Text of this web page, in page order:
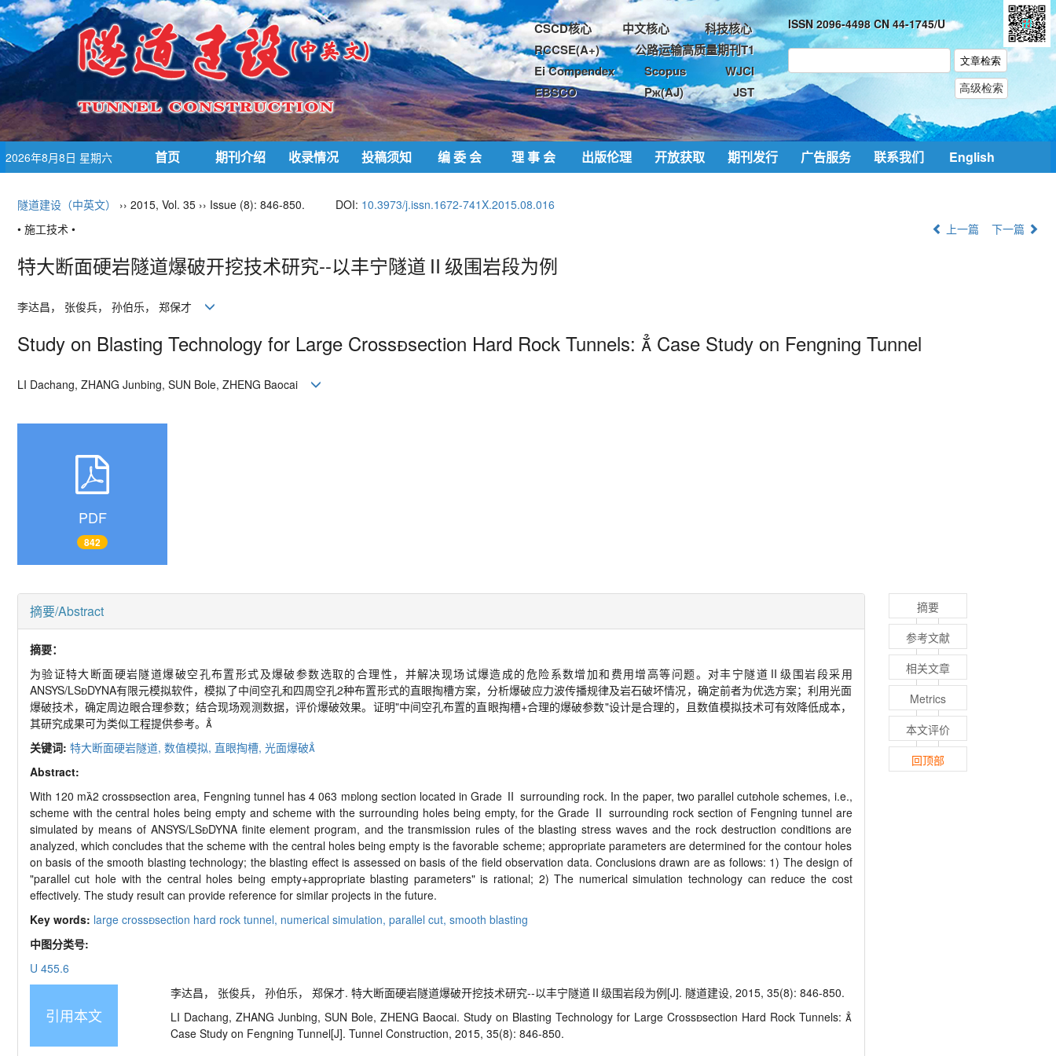
CSCD核心 中文核心
科技核心
RCCSE(A+)
公路运输高质量期刊T1
Ei Compendex
Scopus
WJCI
EBSCO
Pж(AJ) JST
ISSN 2096-4498 CN 44-1745/U
2026年8月8日 星期六 首页 期刊介绍 收录情况 投稿须知 编 委 会 理 事 会 出版伦理 开放获取 期刊发行 广告服务 联系我们 English
隧道建设（中英文） ›› 2015, Vol. 35 ›› Issue (8): 846-850. DOI: 10.3973/j.issn.1672-741X.2015.08.016
• 施工技术 •
上一篇 下一篇
特大断面硬岩隧道爆破开挖技术研究--以丰宁隧道Ⅱ级围岩段为例
李达昌， 张俊兵， 孙伯乐， 郑保才
Study on Blasting Technology for Large Crosssection Hard Rock Tunnels:  Case Study on Fengning Tunnel
LI Dachang, ZHANG Junbing, SUN Bole, ZHENG Baocai
PDF
842
摘要/Abstract
摘要：
为验证特大断面硬岩隧道爆破空孔布置形式及爆破参数选取的合理性，并解决现场试爆造成的危险系数增加和费用增高等问题。对丰宁隧道Ⅱ级围岩段采用
ANSYS/LSDYNA有限元模拟软件，模拟了中间空孔和四周空孔2种布置形式的直眼掏槽方案，分析爆破应力波传播规律及岩石破坏情况，确定前者为优选方案；利用光面
爆破技术，确定周边眼合理参数；结合现场观测数据，评价爆破效果。证明"中间空孔布置的直眼掏槽+合理的爆破参数"设计是合理的，且数值模拟技术可有效降低成本，
其研究成果可为类似工程提供参考。
关键词: 特大断面硬岩隧道, 数值模拟, 直眼掏槽, 光面爆破
Abstract:
With 120 m2 crosssection area, Fengning tunnel has 4 063 mlong section located in Grade Ⅱ surrounding rock. In the paper, two parallel cuthole schemes, i.e.,
scheme with the central holes being empty and scheme with the surrounding holes being empty, for the Grade Ⅱ surrounding rock section of Fengning tunnel are
simulated by means of ANSYS/LSDYNA finite element program, and the transmission rules of the blasting stress waves and the rock destruction conditions are
analyzed, which concludes that the scheme with the central holes being empty is the favorable scheme; appropriate parameters are determined for the contour holes
on basis of the smooth blasting technology; the blasting effect is assessed on basis of the field observation data. Conclusions drawn are as follows: 1) The design of
"parallel cut hole with the central holes being empty+appropriate blasting parameters" is rational; 2) The numerical simulation technology can reduce the cost
effectively. The study result can provide reference for similar projects in the future.
Key words: large crosssection hard rock tunnel, numerical simulation, parallel cut, smooth blasting
中图分类号:
U 455.6
引用本文
李达昌， 张俊兵， 孙伯乐， 郑保才. 特大断面硬岩隧道爆破开挖技术研究--以丰宁隧道Ⅱ级围岩段为例[J]. 隧道建设, 2015, 35(8): 846-850.
LI Dachang, ZHANG Junbing, SUN Bole, ZHENG Baocai. Study on Blasting Technology for Large Crosssection Hard Rock Tunnels: 
Case Study on Fengning Tunnel[J]. Tunnel Construction, 2015, 35(8): 846-850.
摘要
参考文献
相关文章
Metrics
本文评价
回顶部